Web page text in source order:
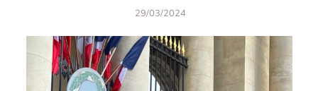
29/03/2024